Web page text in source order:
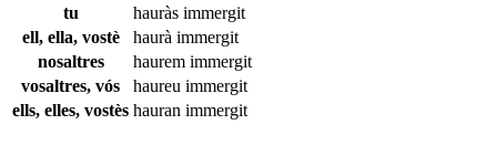
tu
hauràs immergit
ell, ella, vostè
haurà immergit
nosaltres
haurem immergit
vosaltres, vós
haureu immergit
ells, elles, vostès hauran immergit